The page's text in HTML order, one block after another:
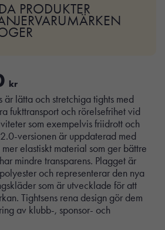
PRODUKTER
VARUMÄRKEN
Short Tights
kr
är lätta och stretchiga tights med
fukttransport och rörelsefrihet vid
som exempelvis friidrott och
versionen är uppdaterad med
elastiskt material som ger bättre
mindre transparens. Plagget är
och representerar den nya
som är utvecklade för att
Tightsens rena design gör dem
av klubb-, sponsor- och